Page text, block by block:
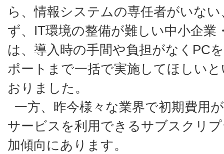
ら、情報システムの専任者がいな
ず、IT環境の整備が難しい中小企業
は、導入時の手間や負担がなくPC
ポートまで一括で実施してほしい
おりました。
一方、昨今様々な業界で初期費用
サービスを利用できるサブスクリ
加傾向にあります。